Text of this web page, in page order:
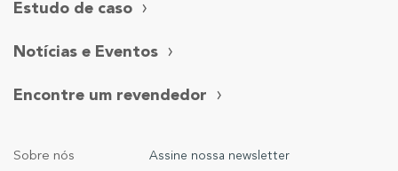
Estudo de caso
Notícias e Eventos
Encontre um revendedor
Sobre nós Assine nossa newsletter